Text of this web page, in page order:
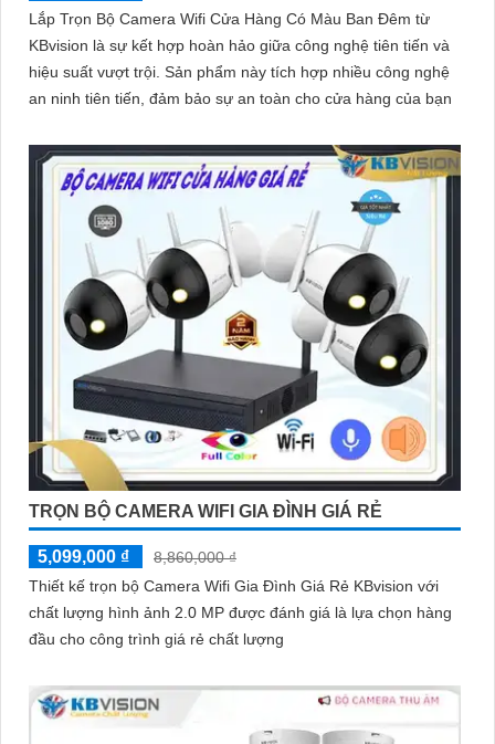
Lắp Trọn Bộ Camera Wifi Cửa Hàng Có Màu Ban Đêm từ
KBvision là sự kết hợp hoàn hảo giữa công nghệ tiên tiến và
hiệu suất vượt trội. Sản phẩm này tích hợp nhiều công nghệ
an ninh tiên tiến, đảm bảo sự an toàn cho cửa hàng của bạn
TRỌN BỘ CAMERA WIFI GIA ĐÌNH GIÁ RẺ
5,099,000 ₫
8,860,000 ₫
Thiết kế trọn bộ Camera Wifi Gia Đình Giá Rẻ KBvision với
chất lượng hình ảnh 2.0 MP được đánh giá là lựa chọn hàng
đầu cho công trình giá rẻ chất lượng